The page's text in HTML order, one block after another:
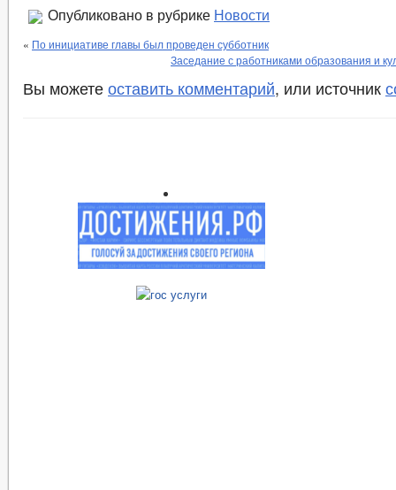
Опубликовано в рубрике Новости
« По инициативе главы был проведен субботник
Заседание с работниками образования и
Вы можете оставить комментарий, или источник